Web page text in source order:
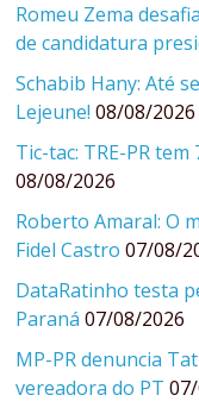
Romeu Zema
de candidatura
Schabib Hany: Até
Lejeune! 08/08/2026
Tic-tac: TRE-PR
08/08/2026
Roberto Amaral: O
Fidel Castro 07/08/
DataRatinho testa
Paraná 07/08/2026
MP-PR denuncia
vereadora do PT